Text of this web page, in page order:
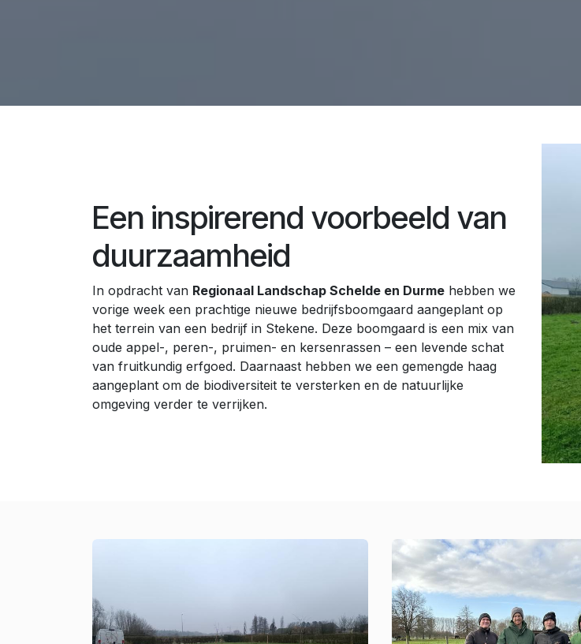
Een inspirerend voorbeeld van
duurzaamheid
In opdracht van Regionaal Landschap Schelde en Durme hebben we
vorige week een prachtige nieuwe bedrijfsboomgaard aangeplant op
het terrein van een bedrijf in Stekene. Deze boomgaard is een mix van
oude appel-, peren-, pruimen- en kersenrassen – een levende schat
van fruitkundig erfgoed. Daarnaast hebben we een gemengde haag
aangeplant om de biodiversiteit te versterken en de natuurlijke
omgeving verder te verrijken.